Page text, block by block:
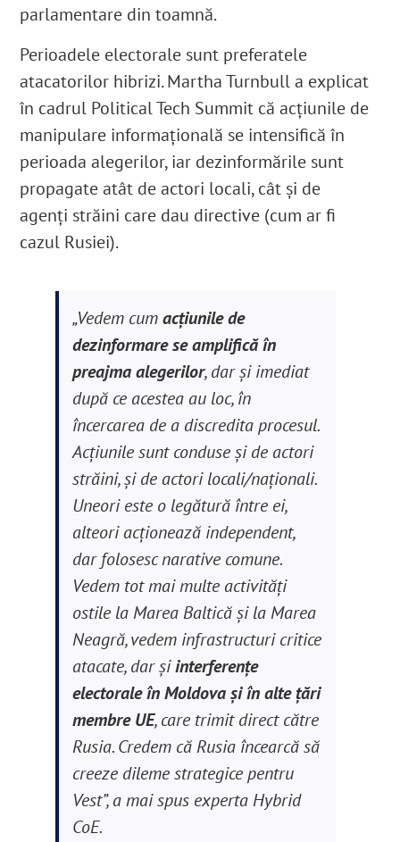
parlamentare din toamnă.
Perioadele electorale sunt preferatele
atacatorilor hibrizi. Martha Turnbull a explicat
în cadrul Political Tech Summit că acţiunile de
manipulare informaţională se intensifică în
perioada alegerilor, iar dezinformările sunt
propagate atât de actori locali, cât şi de
agenţi străini care dau directive (cum ar fi
cazul Rusiei).
„Vedem cumacţiunile de
dezinformare se amplifică în
preajma alegerilor, dar şi imediat
după ce acestea au loc, în
încercarea de a discredita procesul.
Acţiunile sunt conduse şi de actori
străini, şi de actori locali/naţionali.
Uneori este o legătură între ei,
alteori acţionează independent,
dar folosesc narative comune.
Vedem tot mai multe activităţi
ostile la Marea Baltică şi la Marea
Neagră, vedem infrastructuri critice
atacate, dar şiinterferenţe
electorale în Moldova şi în alte ţări
membre UE, care trimit direct către
Rusia. Credem că Rusia încearcă să
creeze dileme strategice pentru
Vest”, a mai spus experta Hybrid
CoE.